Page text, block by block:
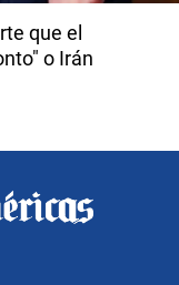
que el
o Irán